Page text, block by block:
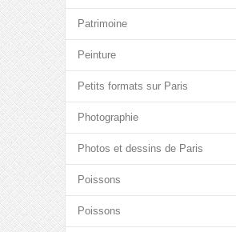
Patrimoine
Peinture
Petits formats sur Paris
Photographie
Photos et dessins de Paris
Poissons
Poissons